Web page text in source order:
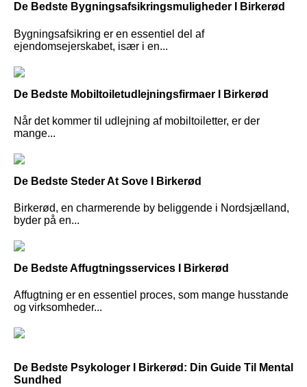
De Bedste Bygningsafsikringsmuligheder I Birkerød
Bygningsafsikring er en essentiel del af
ejendomsejerskabet, især i en...
De Bedste Mobiltoiletudlejningsfirmaer I Birkerød
Når det kommer til udlejning af mobiltoiletter, er der
mange...
De Bedste Steder At Sove I Birkerød
Birkerød, en charmerende by beliggende i Nordsjælland,
byder på en...
De Bedste Affugtningsservices I Birkerød
Affugtning er en essentiel proces, som mange husstande
og virksomheder...
De Bedste Psykologer I Birkerød: Din Guide Til Mental
Sundhed